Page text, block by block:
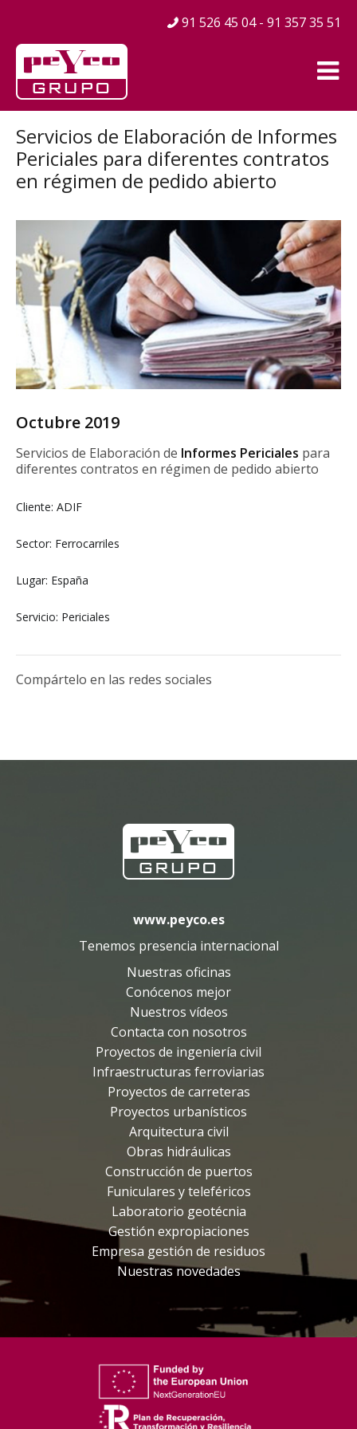
91 526 45 04 - 91 357 35 51
Servicios de Elaboración de Informes
Periciales para diferentes contratos
en régimen de pedido abierto
Octubre 2019
Servicios de Elaboración de Informes Periciales para
diferentes contratos en régimen de pedido abierto
Cliente: ADIF
Sector: Ferrocarriles
Lugar: España
Servicio: Periciales
Compártelo en las redes sociales
www.peyco.es
Tenemos presencia internacional
Nuestras oficinas
Conócenos mejor
Nuestros vídeos
Contacta con nosotros
Proyectos de ingeniería civil
Infraestructuras ferroviarias
Proyectos de carreteras
Proyectos urbanísticos
Arquitectura civil
Obras hidráulicas
Construcción de puertos
Funiculares y teleféricos
Laboratorio geotécnia
Gestión expropiaciones
Empresa gestión de residuos
Nuestras novedades